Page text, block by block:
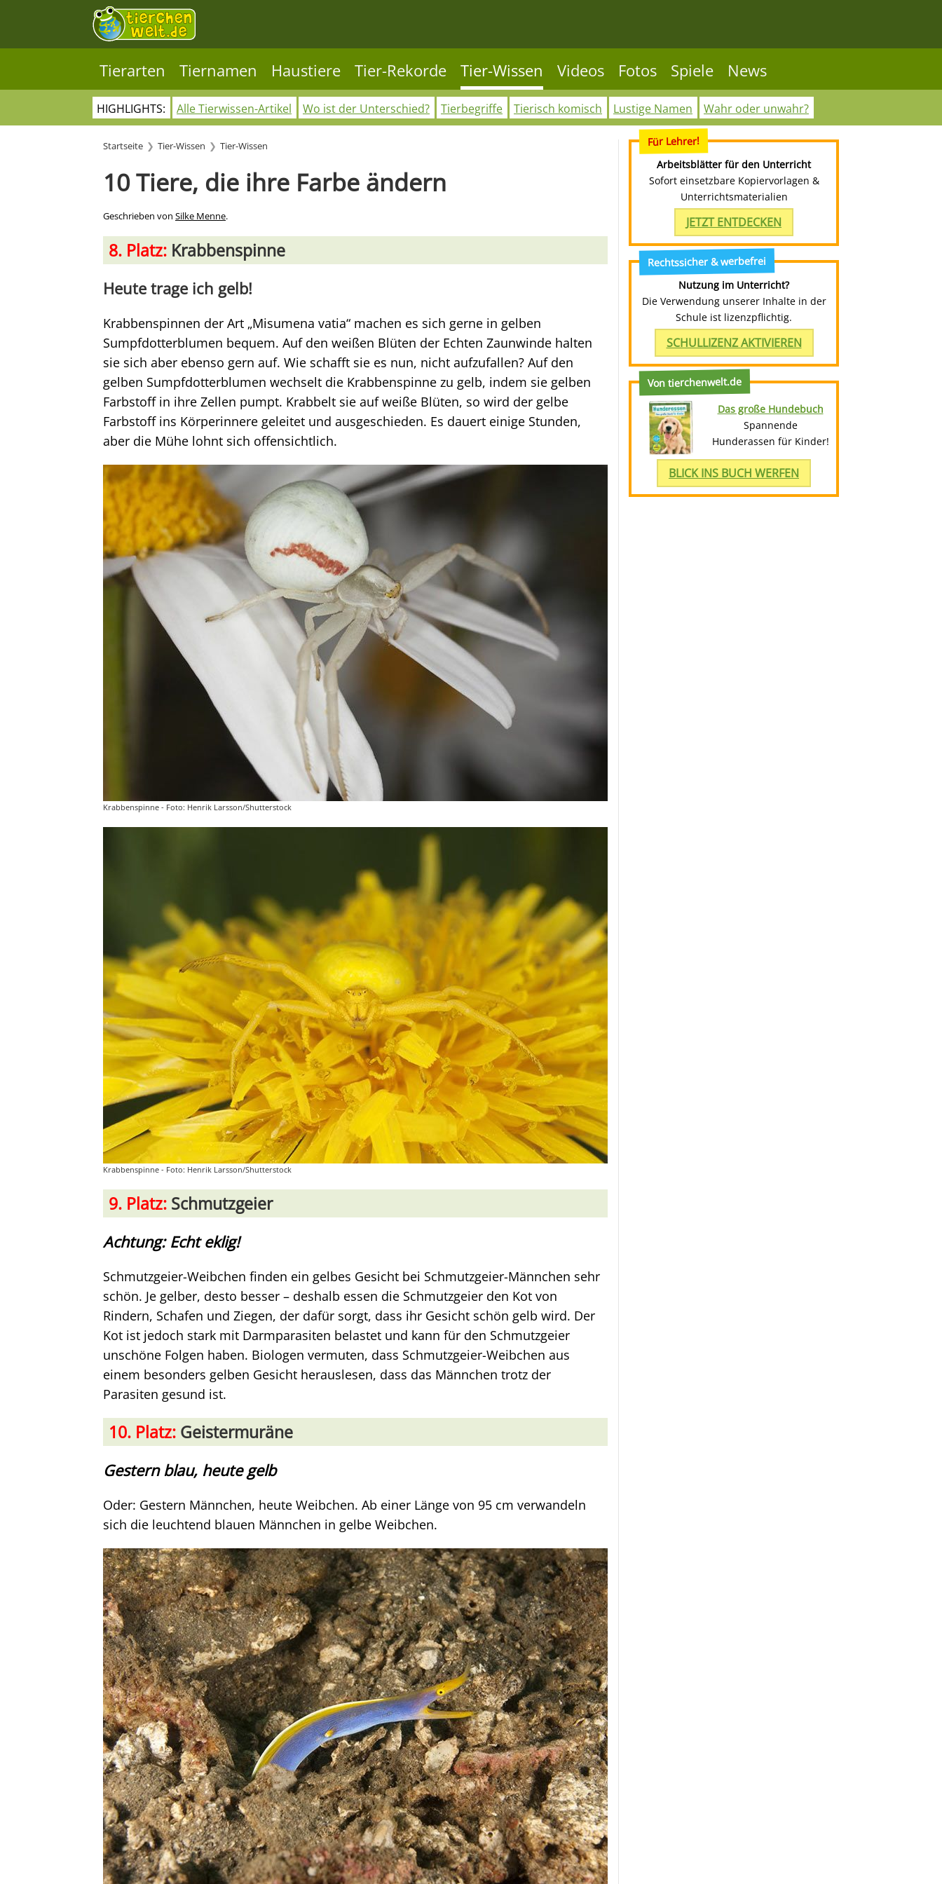
Tierarten Tiernamen Haustiere Tier-Rekorde Tier-Wissen Videos Fotos Spiele News
HIGHLIGHTS: Alle Tierwissen-Artikel Wo ist der Unterschied? Tierbegriffe Tierisch komisch Lustige Namen Wahr oder unwahr?
Startseite Tier-Wissen Tier-Wissen
10 Tiere, die ihre Farbe ändern
Geschrieben von Silke Menne.
8. Platz: Krabbenspinne
Heute trage ich gelb!
Krabbenspinnen der Art „Misumena vatia“ machen es sich gerne in gelben
Sumpfdotterblumen bequem. Auf den weißen Blüten der Echten Zaunwinde halten
sie sich aber ebenso gern auf. Wie schafft sie es nun, nicht aufzufallen? Auf den
gelben Sumpfdotterblumen wechselt die Krabbenspinne zu gelb, indem sie gelben
Farbstoff in ihre Zellen pumpt. Krabbelt sie auf weiße Blüten, so wird der gelbe
Farbstoff ins Körperinnere geleitet und ausgeschieden. Es dauert einige Stunden,
aber die Mühe lohnt sich offensichtlich.
Krabbenspinne - Foto: Henrik Larsson/Shutterstock
Krabbenspinne - Foto: Henrik Larsson/Shutterstock
9. Platz: Schmutzgeier
Achtung: Echt eklig!
Schmutzgeier-Weibchen finden ein gelbes Gesicht bei Schmutzgeier-Männchen sehr
schön. Je gelber, desto besser – deshalb essen die Schmutzgeier den Kot von
Rindern, Schafen und Ziegen, der dafür sorgt, dass ihr Gesicht schön gelb wird. Der
Kot ist jedoch stark mit Darmparasiten belastet und kann für den Schmutzgeier
unschöne Folgen haben. Biologen vermuten, dass Schmutzgeier-Weibchen aus
einem besonders gelben Gesicht herauslesen, dass das Männchen trotz der
Parasiten gesund ist.
10. Platz: Geistermuräne
Gestern blau, heute gelb
Oder: Gestern Männchen, heute Weibchen. Ab einer Länge von 95 cm verwandeln
sich die leuchtend blauen Männchen in gelbe Weibchen.
Für Lehrer!
Arbeitsblätter für den Unterricht
Sofort einsetzbare Kopiervorlagen &
Unterrichtsmaterialien
JETZT ENTDECKEN
Rechtssicher & werbefrei
Nutzung im Unterricht?
Die Verwendung unserer Inhalte in der
Schule ist lizenzpflichtig.
SCHULLIZENZ AKTIVIEREN
Von tierchenwelt.de
Das große Hundebuch
Spannende
Hunderassen für Kinder!
BLICK INS BUCH WERFEN